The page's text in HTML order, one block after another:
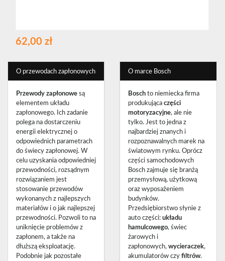
62,00 zł
O przewodach zapłonowych
Przewody zapłonowe są
elementem układu
zapłonowego. Ich zadanie
polega na dostarczeniu
energii elektrycznej o
odpowiednich parametrach
do świecy zapłonowej. W
celu uzyskania odpowiedniej
przewodności, rozsądnym
rozwiązaniem jest
stosowanie przewodów
wykonanych z najlepszych
materiałów i o jak najlepszej
przewodności. Pozwoli to na
uniknięcie problemów z
zapłonem, a także na
dłuższą eksploatację.
Podobnie jak pozostałe
O marce Bosch
Bosch to niemiecka firma
produkującaczęści
motoryzacyjne, ale nie
tylko. Jest to jedna z
najbardziej znanych i
rozpoznawalnych marek na
światowym rynku. Oprócz
części samochodowych
Bosch zajmuje się branżą
przemysłową, użytkową
oraz wyposażeniem
budynków.
Przedsiębiorstwo słynie z
auto części:układu
hamulcowego, świec
żarowych i
zapłonowych,wycieraczek,
akumulatorów czyfiltrów.